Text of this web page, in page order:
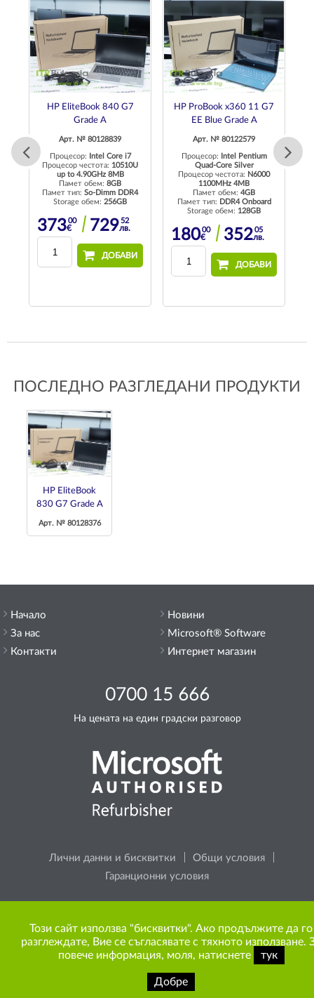
HP EliteBook 840 G7
Grade A
Арт. № 80128839
Процесор:
Intel Core i7
Процесор честота: 10510U
up to 4.90GHz 8MB
Памет обем: 8GB
Памет тип: So-Dimm DDR4
Storage обем: 256GB
37300
€ 72952
лв.
ДОБАВИ
HP ProBook x360 11 G7
EE Blue Grade A
Арт. № 80122579
Процесор:
Intel Pentium
Quad-Core Silver
Процесор честота: N6000
1100MHz 4MB
Памет обем: 4GB
Памет тип: DDR4 Onboard
Storage обем: 128GB
18000
€ 35205
лв.
ДОБАВИ
ПОСЛЕДНО РАЗГЛЕДАНИ ПРОДУКТИ
HP EliteBook
830 G7 Grade A
Арт. № 80128376
Начало
За нас
Контакти
0700 15 666
На цената на един градски разговор
Лични данни и бисквитки
Общи условия
Гаранционни условия
Новини
Microsoft® Software
Интернет магазин
Моля, помислете за околната среда, преди да
разпечатате каквото и да е съдържание от сайта.
Copyright © 2009-2026 ITR Bulgaria. Всички права запазени.
Този сайт използва "бисквитки". Ако продължите да го
разглеждате, Вие се съгласявате с тяхното използване.
повече информация, моля, натиснете
тук
Добре